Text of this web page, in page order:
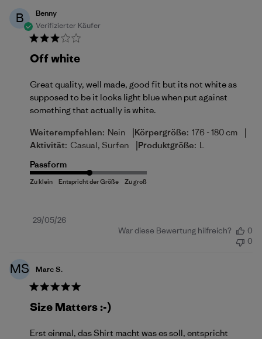
B
Benny
Verifizierter Käufer
Off white
Great quality, well made, good fit but its not white as
supposed to be it looks light blue when put against
something that actually is white.
Weiterempfehlen: Nein |Körpergröße: 176 - 180 cm |
Aktivität: Casual, Surfen |Produktgröße: L
Passform
Veröffentlichungsdatum
29/05/26
War diese Bewertung hilfreich?
0
0
MS Marc S.
Size Matters :-)
Erst einmal, das Shirt macht was es soll, entspricht